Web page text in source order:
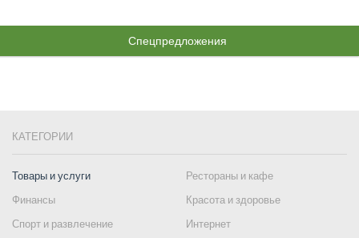
Спецпредложения
КАТЕГОРИИ
Товары и услуги
Рестораны и кафе
Финансы
Красота и здоровье
Спорт и развлечение
Интернет